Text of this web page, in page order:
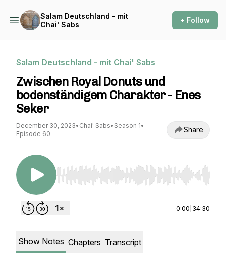
Salam Deutschland - mit
Chai' Sabs
+ Follow
Salam Deutschland - mit Chai' Sabs
Zwischen Royal Donuts und
bodenständigem Charakter - Enes
Seker
December 30, 2023• Chai' Sabs• Season 1•
Episode 60
Share
Use Left/Right to seek, Home/End to jump to
0:00 34:30
Show Notes Chapters Transcript